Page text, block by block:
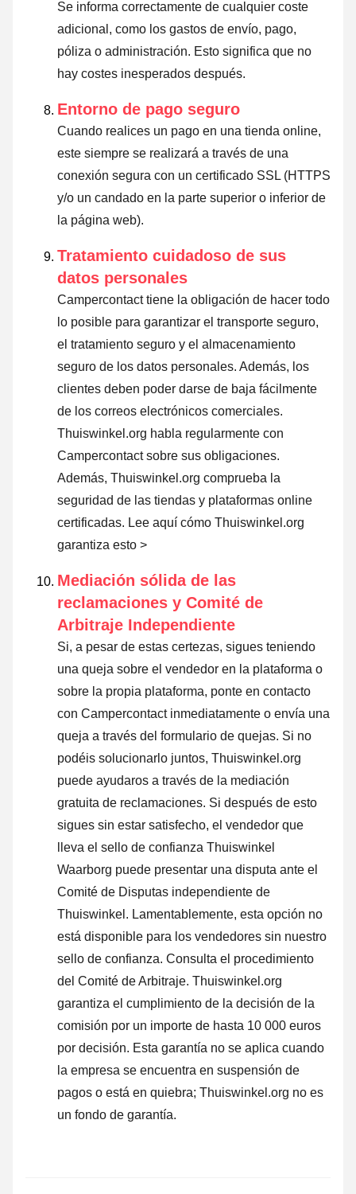
Se informa correctamente de cualquier coste
adicional, como los gastos de envío, pago,
póliza o administración. Esto significa que no
hay costes inesperados después.
Entorno de pago seguro
Cuando realices un pago en una tienda online,
este siempre se realizará a través de una
conexión segura con un certificado SSL (HTTPS
y/o un candado en la parte superior o inferior de
la página web).
Tratamiento cuidadoso de sus
datos personales
Campercontact tiene la obligación de hacer todo
lo posible para garantizar el transporte seguro,
el tratamiento seguro y el almacenamiento
seguro de los datos personales. Además, los
clientes deben poder darse de baja fácilmente
de los correos electrónicos comerciales.
Thuiswinkel.org habla regularmente con
Campercontact sobre sus obligaciones.
Además, Thuiswinkel.org comprueba la
seguridad de las tiendas y plataformas online
certificadas. Lee aquí cómo Thuiswinkel.org
garantiza esto >
Mediación sólida de las
reclamaciones y Comité de
Arbitraje Independiente
Si, a pesar de estas certezas, sigues teniendo
una queja sobre el vendedor en la plataforma o
sobre la propia plataforma, ponte en contacto
con Campercontact inmediatamente o envía una
queja a través del formulario de quejas. Si no
podéis solucionarlo juntos, Thuiswinkel.org
puede ayudaros a través de la mediación
gratuita de reclamaciones. Si después de esto
sigues sin estar satisfecho, el vendedor que
lleva el sello de confianza Thuiswinkel
Waarborg puede presentar una disputa ante el
Comité de Disputas independiente de
Thuiswinkel. Lamentablemente, esta opción no
está disponible para los vendedores sin nuestro
sello de confianza. Consulta el procedimiento
del Comité de Arbitraje. Thuiswinkel.org
garantiza el cumplimiento de la decisión de la
comisión por un importe de hasta 10 000 euros
por decisión. Esta garantía no se aplica cuando
la empresa se encuentra en suspensión de
pagos o está en quiebra; Thuiswinkel.org no es
un fondo de garantía.